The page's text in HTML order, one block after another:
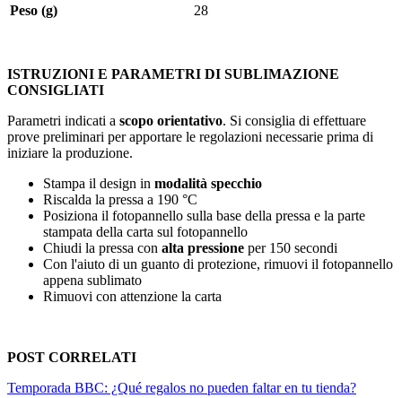
Peso (g)
28
ISTRUZIONI E PARAMETRI DI SUBLIMAZIONE
CONSIGLIATI
Parametri indicati a scopo orientativo. Si consiglia di effettuare
prove preliminari per apportare le regolazioni necessarie prima di
iniziare la produzione.
Stampa il design in modalità specchio
Riscalda la pressa a 190 °C
Posiziona il fotopannello sulla base della pressa e la parte
stampata della carta sul fotopannello
Chiudi la pressa con alta pressione per 150 secondi
Con l'aiuto di un guanto di protezione, rimuovi il fotopannello
appena sublimato
Rimuovi con attenzione la carta
POST CORRELATI
Temporada BBC: ¿Qué regalos no pueden faltar en tu tienda?